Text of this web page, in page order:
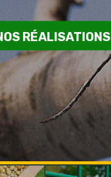
RÉALISATIONS